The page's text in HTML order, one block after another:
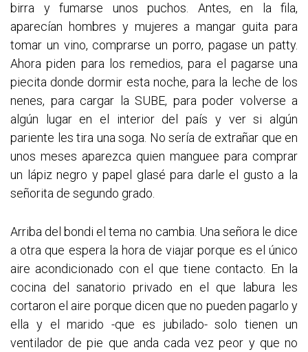
birra y fumarse unos puchos. Antes, en la fila,
aparecían hombres y mujeres a mangar guita para
tomar un vino, comprarse un porro, pagase un patty.
Ahora piden para los remedios, para el pagarse una
piecita donde dormir esta noche, para la leche de los
nenes, para cargar la SUBE, para poder volverse a
algún lugar en el interior del país y ver si algún
pariente les tira una soga. No sería de extrañar que en
unos meses aparezca quien manguee para comprar
un lápiz negro y papel glasé para darle el gusto a la
señorita de segundo grado.
Arriba del bondi el tema no cambia. Una señora le dice
a otra que espera la hora de viajar porque es el único
aire acondicionado con el que tiene contacto. En la
cocina del sanatorio privado en el que labura les
cortaron el aire porque dicen que no pueden pagarlo y
ella y el marido -que es jubilado- solo tienen un
ventilador de pie que anda cada vez peor y que no